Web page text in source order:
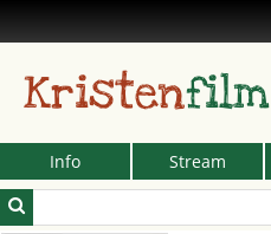
Kristenfilm
Info Stream